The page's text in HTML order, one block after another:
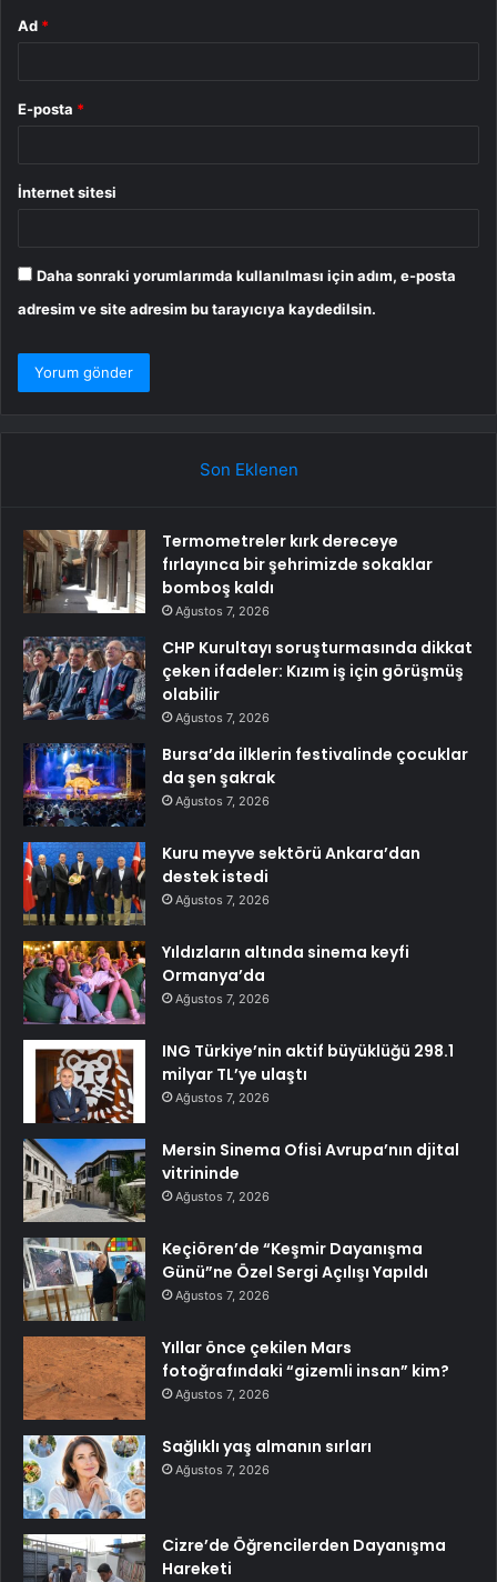
Ad *
E-posta *
İnternet sitesi
Daha sonraki yorumlarımda kullanılması için adım, e-posta
adresim ve site adresim bu tarayıcıya kaydedilsin.
Son Eklenen
Termometreler kırk dereceye
fırlayınca bir şehrimizde sokaklar
bomboş kaldı
Ağustos 7, 2026
CHP Kurultayı soruşturmasında dikkat
çeken ifadeler: Kızım iş için görüşmüş
olabilir
Ağustos 7, 2026
Bursa’da ilklerin festivalinde çocuklar
da şen şakrak
Ağustos 7, 2026
Kuru meyve sektörü Ankara’dan
destek istedi
Ağustos 7, 2026
Yıldızların altında sinema keyfi
Ormanya’da
Ağustos 7, 2026
ING Türkiye’nin aktif büyüklüğü 298.1
milyar TL’ye ulaştı
Ağustos 7, 2026
Mersin Sinema Ofisi Avrupa’nın djital
vitrininde
Ağustos 7, 2026
Keçiören’de “Keşmir Dayanışma
Günü”ne Özel Sergi Açılışı Yapıldı
Ağustos 7, 2026
Yıllar önce çekilen Mars
fotoğrafındaki “gizemli insan” kim?
Ağustos 7, 2026
Sağlıklı yaş almanın sırları
Ağustos 7, 2026
Cizre’de Öğrencilerden Dayanışma
Hareketi